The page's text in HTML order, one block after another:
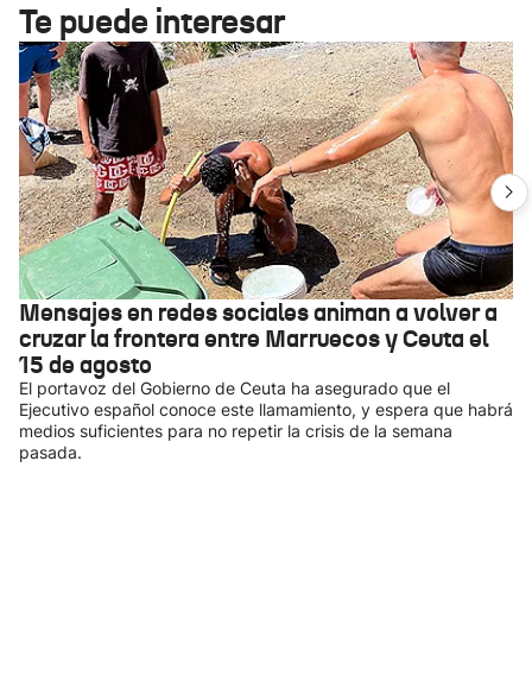
Te puede interesar
Mensajes en redes sociales animan a volver a
cruzar la frontera entre Marruecos y Ceuta el
15 de agosto
El portavoz del Gobierno de Ceuta ha asegurado que el
Ejecutivo español conoce este llamamiento, y espera que habrá
medios suficientes para no repetir la crisis de la semana
pasada.